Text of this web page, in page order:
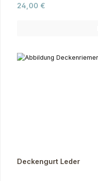
Regulärer Preis:
24,00 €
Deckengurt Leder